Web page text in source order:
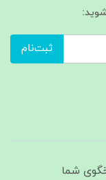
ثبت‌نام
پاسخگوی شما